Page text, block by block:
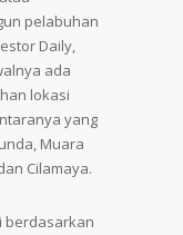
pelabuhan
Daily,
ada
lokasi
yang
Muara
Cilamaya.
berdasarkan